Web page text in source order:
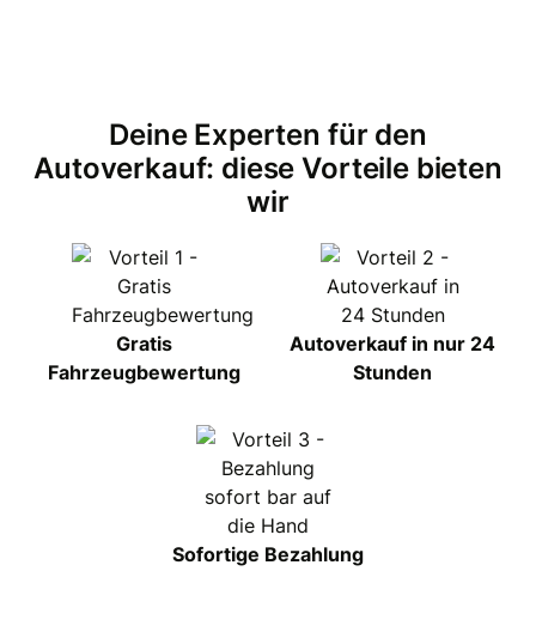
Deine Experten für den
Autoverkauf: diese Vorteile bieten
wir
Gratis
Fahrzeugbewertung
Autoverkauf in nur 24
Stunden
Sofortige Bezahlung